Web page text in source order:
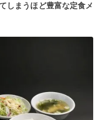
しまうほど豊富な定食メ